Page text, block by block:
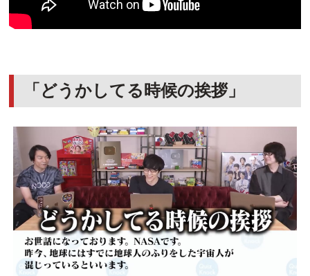
「どうかしてる時候の挨拶」